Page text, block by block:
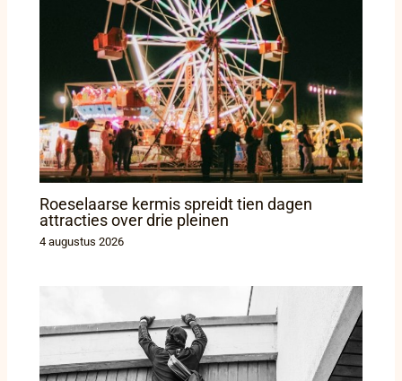
Roeselaarse kermis spreidt tien dagen
attracties over drie pleinen
4 augustus 2026